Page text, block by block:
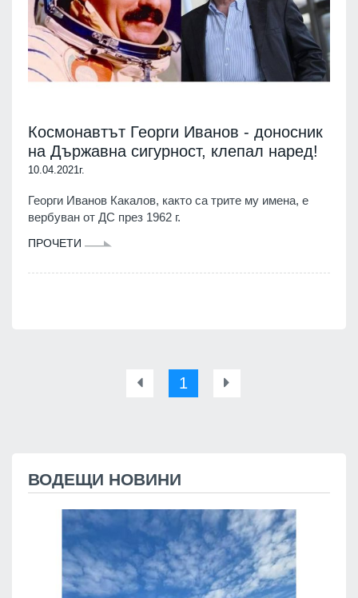
Космонавтът Георги Иванов - доносник
на Държавна сигурност, клепал наред!
10.04.2021г.
Георги Иванов Какалов, както са трите му имена, е
вербуван от ДС през 1962 г.
ПРОЧЕТИ
1
ВОДЕЩИ НОВИНИ